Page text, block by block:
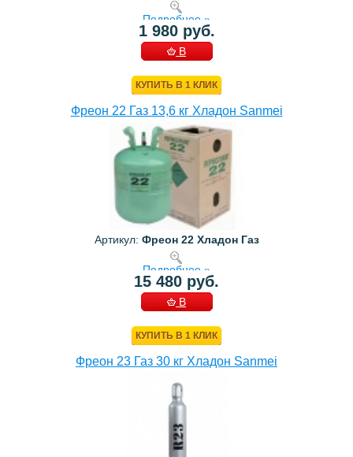
Подробнее »
1 980 руб.
В
КУПИТЬ В 1 КЛИК
Фреон 22 Газ 13,6 кг Хладон Sanmei
Артикул: Фреон 22 Хладон Газ
Подробнее »
15 480 руб.
В
КУПИТЬ В 1 КЛИК
Фреон 23 Газ 30 кг Хладон Sanmei